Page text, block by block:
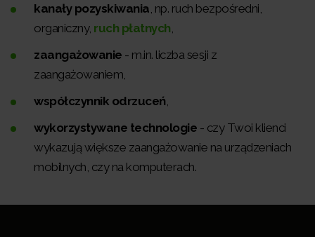
kanały pozyskiwania , np. ruch bezpośredni,
organiczny, ruch płatnych
zaangażowanie - m.in. liczba sesji z
zaangażowaniem,
współczynnik odrzuceń
wykorzystywane technologie - czy Twoi klienci
wykazują większe zaangażowanie na urządzeniach
mobilnych, czy na komputerach.